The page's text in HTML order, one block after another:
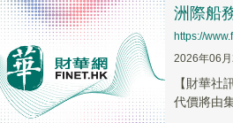
洲際船
https://
2026年06
【財華
代價將由